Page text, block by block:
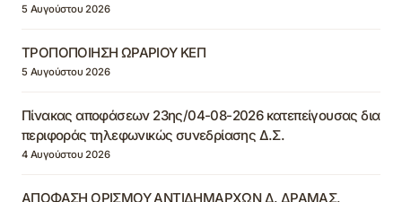
5 Αυγούστου 2026
ΤΡΟΠΟΠΟΙΗΣΗ ΩΡΑΡΙΟΥ ΚΕΠ
5 Αυγούστου 2026
Πίνακας αποφάσεων 23ης/04-08-2026 κατεπείγουσας δια
περιφοράς τηλεφωνικώς συνεδρίασης Δ.Σ.
4 Αυγούστου 2026
ΑΠΟΦΑΣΗ ΟΡΙΣΜΟΥ ΑΝΤΙΔΗΜΑΡΧΩΝ Δ. ΔΡΑΜΑΣ,